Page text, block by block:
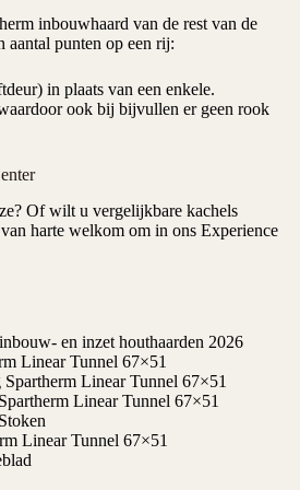
inbouwhaard van de rest van de
aantal punten op een rij:
in plaats van een enkele.
ook bij bijvullen er geen rook
Of wilt u vergelijkbare kachels
harte welkom om in ons Experience
en inzet houthaarden 2026
Linear Tunnel 67×51
Linear Tunnel 67×51
Linear Tunnel 67×51
Linear Tunnel 67×51